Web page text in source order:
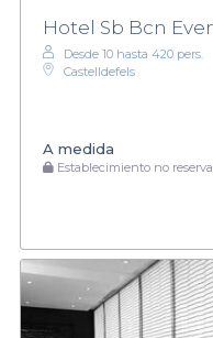
Hotel Sb Bcn
Desde 10 hasta 420 pers.
Castelldefels
A medida
Establecimiento no